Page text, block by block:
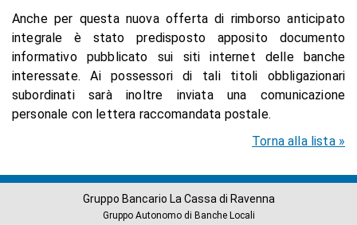
Anche per questa nuova offerta di rimborso anticipato
integrale è stato predisposto apposito documento
informativo pubblicato sui siti internet delle banche
interessate. Ai possessori di tali titoli obbligazionari
subordinati sarà inoltre inviata una comunicazione
personale con lettera raccomandata postale.
Torna alla lista »
Gruppo Bancario La Cassa di Ravenna
Gruppo Autonomo di Banche Locali